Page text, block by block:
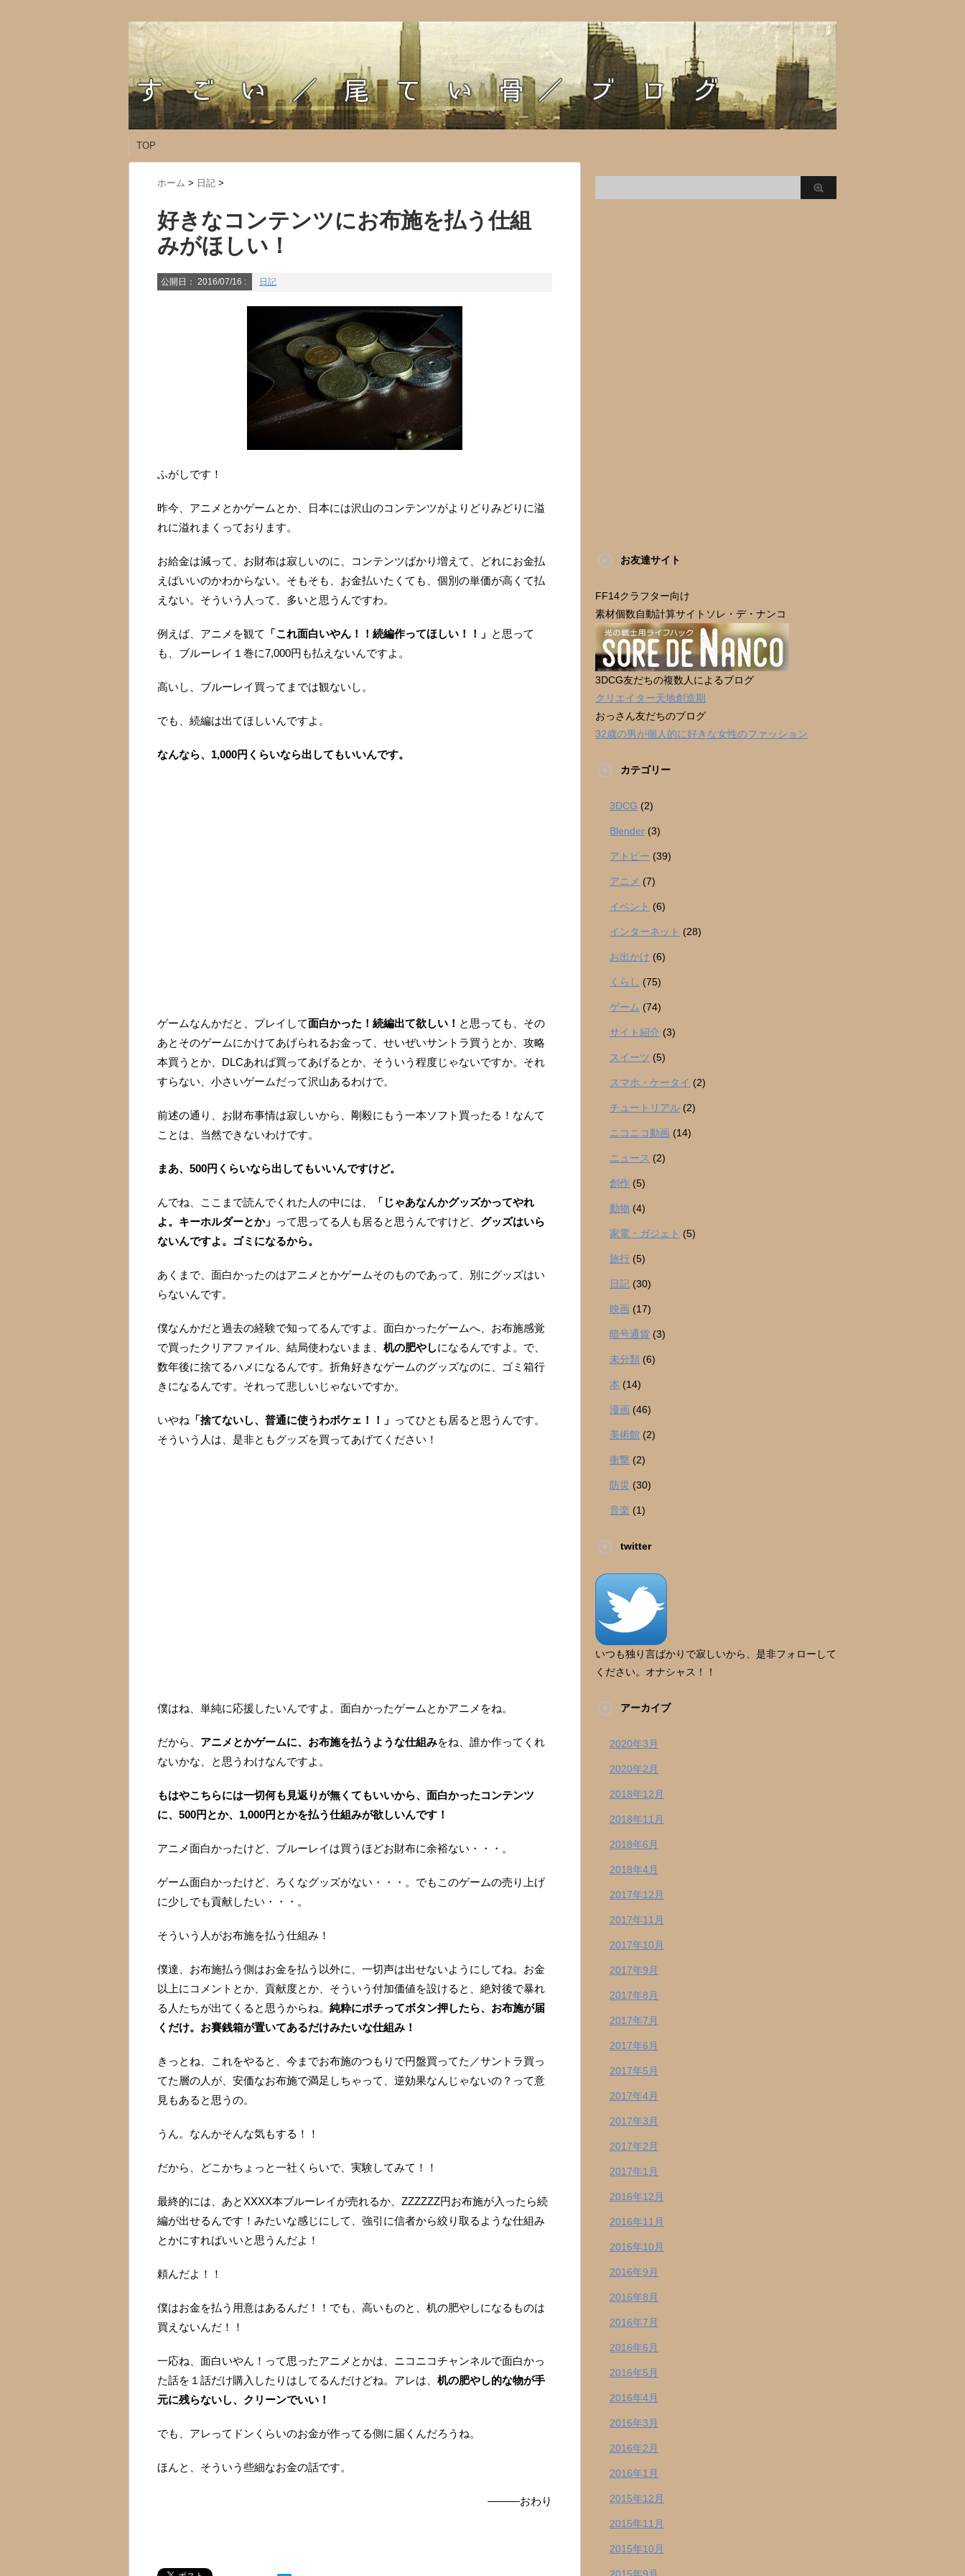
TOP
ホーム > 日記 >
好きなコンテンツにお布施を払う仕組
みがほしい！
公開日： 2016/07/16 : 日記
ふがしです！
昨今、アニメとかゲームとか、日本には沢山のコンテンツがよりどりみどりに溢
れに溢れまくっております。
お給金は減って、お財布は寂しいのに、コンテンツばかり増えて、どれにお金払
えばいいのかわからない。そもそも、お金払いたくても、個別の単価が高くて払
えない。そういう人って、多いと思うんですわ。
例えば、アニメを観て 「これ面白いやん！！続編作ってほしい！！」 と思って
も、ブルーレイ１巻に7,000円も払えないんですよ。
高いし、ブルーレイ買ってまでは観ないし。
でも、続編は出てほしいんですよ。
なんなら、1,000円くらいなら出してもいいんです。
ゲームなんかだと、プレイして面白かった！続編出て欲しい！ と思っても、その
あとそのゲームにかけてあげられるお金って、せいぜいサントラ買うとか、攻略
本買うとか、DLCあれば買ってあげるとか、そういう程度じゃないですか。それ
すらない、小さいゲームだって沢山あるわけで。
前述の通り、お財布事情は寂しいから、剛毅にもう一本ソフト買ったる！なんて
ことは、当然できないわけです。
まあ、500円くらいなら出してもいいんですけど。
んでね、ここまで読んでくれた人の中には、
「じゃあなんかグッズかってやれ
よ。キーホルダーとか」 って思ってる人も居ると思うんですけど、 グッズはいら
ないんですよ。ゴミになるから。
あくまで、面白かったのはアニメとかゲームそのものであって、別にグッズはい
らないんです。
僕なんかだと過去の経験で知ってるんですよ。面白かったゲームへ、お布施感覚
で買ったクリアファイル、結局使わないまま、 机の肥やしになるんですよ。で、
数年後に捨てるハメになるんです。折角好きなゲームのグッズなのに、ゴミ箱行
きになるんです。それって悲しいじゃないですか。
いやね 「捨てないし、普通に使うわボケェ！！」 ってひとも居ると思うんです。
そういう人は、是非ともグッズを買ってあげてください！
僕はね、単純に応援したいんですよ。面白かったゲームとかアニメをね。
だから、 アニメとかゲームに、お布施を払うような仕組みをね、誰か作ってくれ
ないかな、と思うわけなんですよ。
もはやこちらには一切何も見返りが無くてもいいから、面白かったコンテンツ
に、500円とか、1,000円とかを払う仕組みが欲しいんです！
アニメ面白かったけど、ブルーレイは買うほどお財布に余裕ない・・・。
ゲーム面白かったけど、ろくなグッズがない・・・。でもこのゲームの売り上げ
に少しでも貢献したい・・・。
そういう人がお布施を払う仕組み！
僕達、お布施払う側はお金を払う以外に、一切声は出せないようにしてね。お金
以上にコメントとか、貢献度とか、そういう付加価値を設けると、絶対後で暴れ
る人たちが出てくると思うからね。 純粋にポチってボタン押したら、お布施が届
くだけ。お賽銭箱が置いてあるだけみたいな仕組み！
きっとね、これをやると、今までお布施のつもりで円盤買ってた／サントラ買っ
てた層の人が、安価なお布施で満足しちゃって、逆効果なんじゃないの？って意
見もあると思うの。
うん。なんかそんな気もする！！
だから、どこかちょっと一社くらいで、実験してみて！！
最終的には、あとXXXX本ブルーレイが売れるか、ZZZZZZ円お布施が入ったら続
編が出せるんです！みたいな感じにして、強引に信者から絞り取るような仕組み
とかにすればいいと思うんだよ！
頼んだよ！！
僕はお金を払う用意はあるんだ！！でも、高いものと、机の肥やしになるものは
買えないんだ！！
一応ね、面白いやん！って思ったアニメとかは、ニコニコチャンネルで面白かっ
た話を１話だけ購入したりはしてるんだけどね。アレは、 机の肥やし的な物が手
元に残らないし、クリーンでいい！
でも、アレってドンくらいのお金が作ってる側に届くんだろうね。
ほんと、そういう些細なお金の話です。
―――おわり
お友達サイト
FF14クラフター向け
素材個数自動計算サイトソレ・デ・ナンコ
3DCG友だちの複数人によるブログ
クリエイター天地創造期
おっさん友だちのブログ
32歳の男が個人的に好きな女性のファッション
カテゴリー
3DCG (2)
Blender (3)
アトピー (39)
アニメ (7)
イベント (6)
インターネット (28)
お出かけ (6)
くらし (75)
ゲーム (74)
サイト紹介 (3)
スイーツ (5)
スマホ・ケータイ (2)
チュートリアル (2)
ニコニコ動画 (14)
ニュース (2)
創作 (5)
動物 (4)
家電・ガジェト (5)
旅行 (5)
日記 (30)
映画 (17)
暗号通貨 (3)
未分類 (6)
本 (14)
漫画 (46)
美術館 (2)
衝撃 (2)
防災 (30)
音楽 (1)
twitter
いつも独り言ばかりで寂しいから、是非フォローして
ください。オナシャス！！
アーカイブ
2020年3月
2020年2月
2018年12月
2018年11月
2018年6月
2018年4月
2017年12月
2017年11月
2017年10月
2017年9月
2017年8月
2017年7月
2017年6月
2017年5月
2017年4月
2017年3月
2017年2月
2017年1月
2016年12月
2016年11月
2016年10月
2016年9月
2016年8月
2016年7月
2016年6月
2016年5月
2016年4月
2016年3月
2016年2月
2016年1月
2015年12月
2015年11月
2015年10月